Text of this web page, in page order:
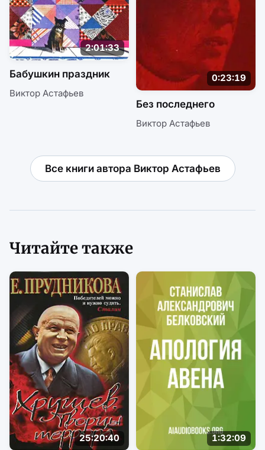
2:01:33
Бабушкин праздник
Виктор Астафьев
0:23:19
Без последнего
Виктор Астафьев
Все книги автора Виктор Астафьев
Читайте также
25:20:40 1:32:09